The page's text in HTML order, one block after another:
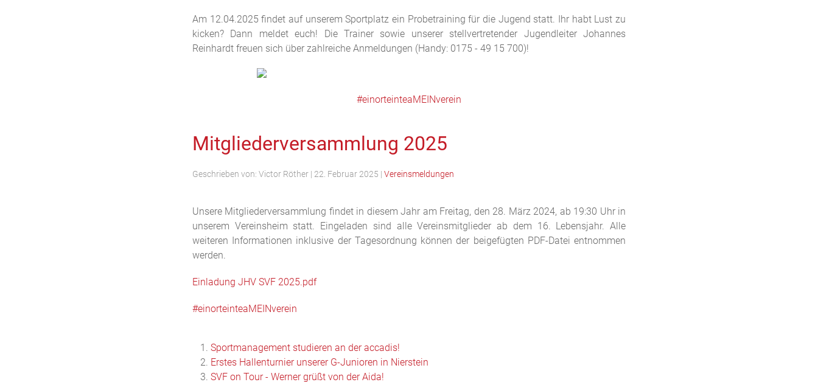
Am 12.04.2025 findet auf unserem Sportplatz ein Probetraining für die Jugend statt. Ihr habt Lust zu
kicken? Dann meldet euch! Die Trainer sowie unserer stellvertretender Jugendleiter Johannes
Reinhardt freuen sich über zahlreiche Anmeldungen (Handy: 0175 - 49 15 700)!
#einorteinteaMEINverein
Mitgliederversammlung 2025
Geschrieben von: Victor Röther | 22. Februar 2025 | Vereinsmeldungen
Unsere Mitgliederversammlung findet in diesem Jahr am Freitag, den 28. März 2024, ab 19:30 Uhr in
unserem Vereinsheim statt. Eingeladen sind alle Vereinsmitglieder ab dem 16. Lebensjahr. Alle
weiteren Informationen inklusive der Tagesordnung können der beigefügten PDF-Datei entnommen
werden.
Einladung JHV SVF 2025.pdf
#einorteinteaMEINverein
Sportmanagement studieren an der accadis!
Erstes Hallenturnier unserer G-Junioren in Nierstein
SVF on Tour - Werner grüßt von der Aida!